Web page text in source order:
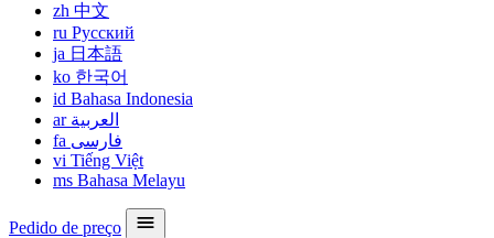
zh 中文
ru Русский
ja 日本語
ko 한국어
id Bahasa Indonesia
ar العربية
fa فارسی
vi Tiếng Việt
ms Bahasa Melayu
Pedido de preço